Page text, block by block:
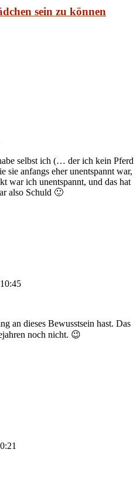
sein zu können
selbst ich (… der ich kein Pferd
sie anfangs eher unentspannt war,
war ich unentspannt, und das hat
also Schuld 🙂
an dieses Bewusstsein hast. Das
noch nicht. 😉